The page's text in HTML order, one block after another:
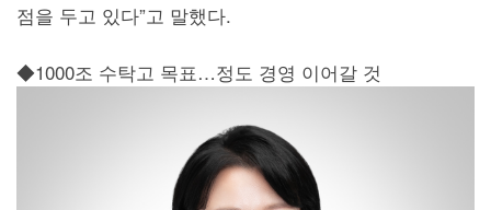
점을 두고 있다”고 말했다.
◆1000조 수탁고 목표…정도 경영 이어갈 것